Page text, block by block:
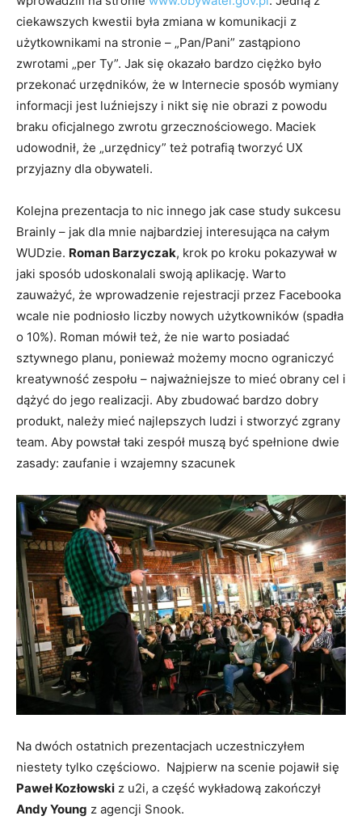
ciekawszych kwestii była zmiana w komunikacji z
użytkownikami na stronie – „Pan/Pani” zastąpiono
zwrotami „per Ty”. Jak się okazało bardzo ciężko było
przekonać urzędników, że w Internecie sposób wymiany
informacji jest luźniejszy i nikt się nie obrazi z powodu
braku oficjalnego zwrotu grzecznościowego. Maciek
udowodnił, że „urzędnicy” też potrafią tworzyć UX
przyjazny dla obywateli.
Kolejna prezentacja to nic innego jak case study sukcesu
Brainly – jak dla mnie najbardziej interesująca na całym
WUDzie. Roman Barzyczak, krok po kroku pokazywał w
jaki sposób udoskonalali swoją aplikację. Warto
zauważyć, że wprowadzenie rejestracji przez Facebooka
wcale nie podniosło liczby nowych użytkowników (spadła
o 10%). Roman mówił też, że nie warto posiadać
sztywnego planu, ponieważ możemy mocno ograniczyć
kreatywność zespołu – najważniejsze to mieć obrany cel i
dążyć do jego realizacji. Aby zbudować bardzo dobry
produkt, należy mieć najlepszych ludzi i stworzyć zgrany
team. Aby powstał taki zespół muszą być spełnione dwie
zasady: zaufanie i wzajemny szacunek
Na dwóch ostatnich prezentacjach uczestniczyłem
niestety tylko częściowo. Najpierw na scenie pojawił się
Paweł Kozłowski z u2i, a część wykładową zakończył
Andy Young z agencji Snook.